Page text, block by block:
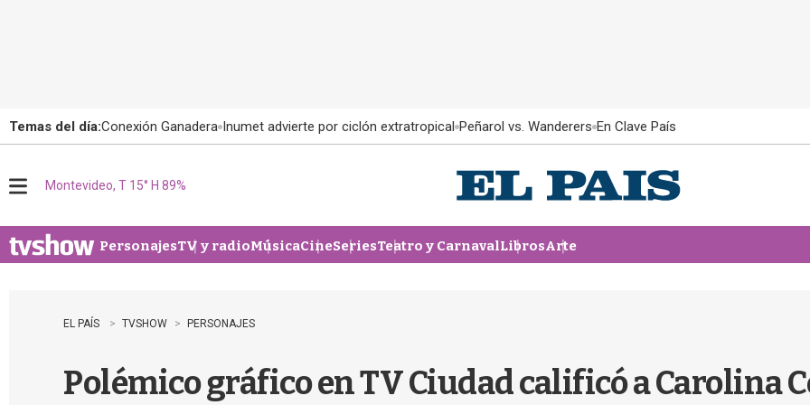
Temas del día:Conexión Ganadera Inumet advierte por ciclón extratropical Peñarol vs. Wanderers En Clave País
u
Montevideo, T 15° H 89%
PersonajesTV y radioMúsicaCineSeriesTeatro y CarnavalLibrosArte
EL PAÍS TVSHOW PERSONAJES
Polémico gráfico en TV Ciudad calificó a Carolina